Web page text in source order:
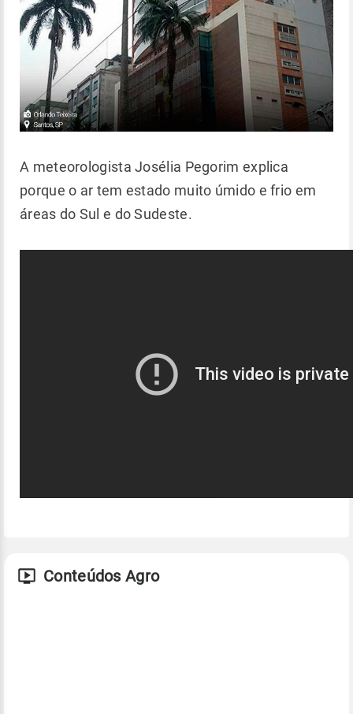
A meteorologista Josélia Pegorim explica
porque o ar tem estado muito úmido e frio em
áreas do Sul e do Sudeste.
Conteúdos Agro